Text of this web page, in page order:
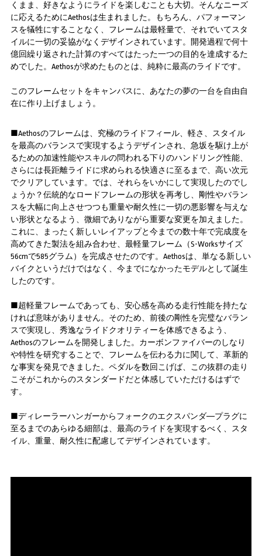
くまま、好きなようにライドを楽しむことも大切。そんなニーズ
に応えるためにAethosは生まれました。もちろん、パフォーマン
スを犠牲にすることなく、フレームは最軽量で、それでいてスタ
イルに一切の妥協がなくデザインされています。開発過程で何十
億回繰り返された計算のすべてはたった一つの目的を達成するた
めでした。Aethosが求めたものとは、純粋に最高のライドです。
このフレームセットをキャンバスに、あなたの夢の一台を自由自
在に作り上げましょう。
■Aethosのフレームは、究極のライドフィール、軽さ、スタイル
を最高のバランスで実現するようデザインされ、急坂を駆け上が
るための加速性能やスキルの問われる下りのハンドリング性能、
さらには長距離ライドに求められる快適さに至るまで、高い次元
でクリアしています。では、それらをいかにして実現したのでし
ょうか？伝統的なロードフレームの形状を再考し、剛性やバラン
スを大幅に向上させつつも重量や耐久性に一切の悪影響を与えな
い形状となるよう、微細でありながら重要な変更を加えました。
これに、まったく新しいレイアップと今までの数十年で完成度を
高めてきた製法を組み合わせ、最軽量フレーム（S-Worksサイズ
56cmで585グラム）を完成させたのです。Aethosは、単なる新しい
バイクというだけではなく、今までになかったモデルとして誕生
したのです。
■超軽量フレームであっても、安心感を高める走行性能を持たな
ければ意味がありません。そのため、前後の剛性を完璧なバラン
スで実現し、秀逸なライドクオリティーを体感できるよう、
Aethosのフレームを開発しました。カーボンファイバーのしなり
や特性を研究することで、フレームを伝わる力に関して、革新的
な事実を発見できました。ペダルを数回こげば、この抜群の走り
こそがこれからのスタンダードだと体感していただけるはずで
す。
■ディレーラーハンガーからフォークのエクスパンダ―プラグに
至るまでのあらゆる細部は、最高のライドを実現するべく、スタ
イル、重量、耐久性に配慮してデザインされています。